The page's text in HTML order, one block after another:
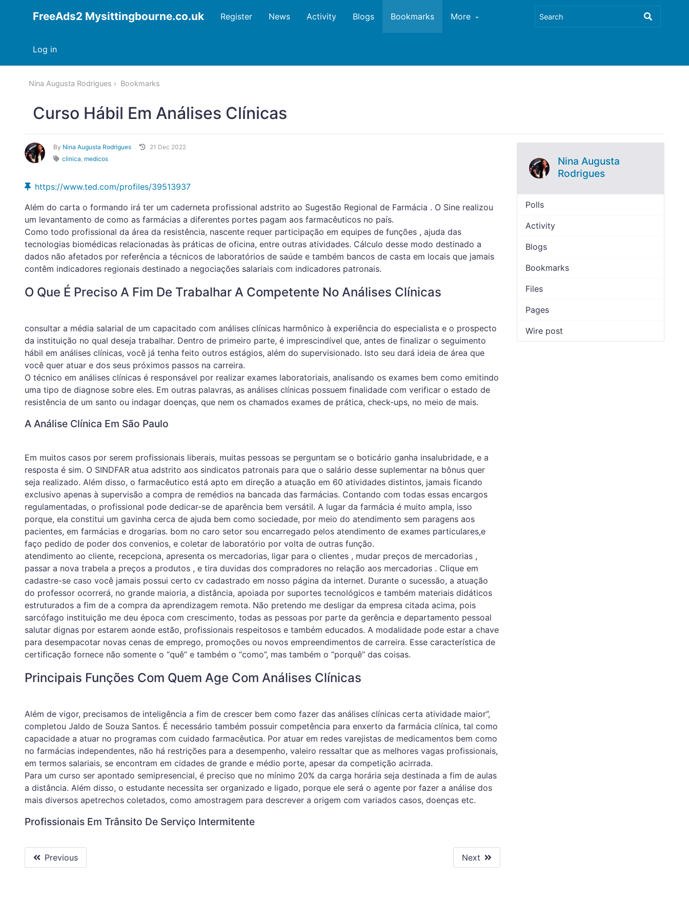
FreeAds2 Mysittingbourne.co.uk
Log in
Register News Activity Blogs Bookmarks More
Nina Augusta Rodrigues Bookmarks
Curso Hábil Em Análises Clínicas
By Nina Augusta Rodrigues
21 Dec 2022
clinica, medicos
https://www.ted.com/profiles/39513937
Além do carta o formando irá ter um caderneta profissional adstrito ao Sugestão Regional de Farmácia . O Sine realizou
um levantamento de como as farmácias a diferentes portes pagam aos farmacêuticos no país.
Como todo profissional da área da resistência, nascente requer participação em equipes de funções , ajuda das
tecnologias biomédicas relacionadas às práticas de oficina, entre outras atividades. Cálculo desse modo destinado a
dados não afetados por referência a técnicos de laboratórios de saúde e também bancos de casta em locais que jamais
contêm indicadores regionais destinado a negociações salariais com indicadores patronais.
O Que É Preciso A Fim De Trabalhar A Competente No Análises Clínicas
consultar a média salarial de um capacitado com análises clínicas harmônico à experiência do especialista e o prospecto
da instituição no qual deseja trabalhar. Dentro de primeiro parte, é imprescindível que, antes de finalizar o seguimento
hábil em análises clínicas, você já tenha feito outros estágios, além do supervisionado. Isto seu dará ideia de área que
você quer atuar e dos seus próximos passos na carreira.
O técnico em análises clínicas é responsável por realizar exames laboratoriais, analisando os exames bem como emitindo
uma tipo de diagnose sobre eles. Em outras palavras, as análises clínicas possuem finalidade com verificar o estado de
resistência de um santo ou indagar doenças, que nem os chamados exames de prática, check-ups, no meio de mais.
A Análise Clínica Em São Paulo
Em muitos casos por serem profissionais liberais, muitas pessoas se perguntam se o boticário ganha insalubridade, e a
resposta é sim. O SINDFAR atua adstrito aos sindicatos patronais para que o salário desse suplementar na bônus quer
seja realizado. Além disso, o farmacêutico está apto em direção a atuação em 60 atividades distintos, jamais ficando
exclusivo apenas à supervisão a compra de remédios na bancada das farmácias. Contando com todas essas encargos
regulamentadas, o profissional pode dedicar-se de aparência bem versátil. A lugar da farmácia é muito ampla, isso
porque, ela constitui um gavinha cerca de ajuda bem como sociedade, por meio do atendimento sem paragens aos
pacientes, em farmácias e drogarias. bom no caro setor sou encarregado pelos atendimento de exames particulares,e
faço pedido de poder dos convenios, e coletar de laboratório por volta de outras função.
atendimento ao cliente, recepciona, apresenta os mercadorias, ligar para o clientes , mudar preços de mercadorias ,
passar a nova trabela a preços a produtos , e tira duvidas dos compradores no relação aos mercadorias . Clique em
cadastre-se caso você jamais possui certo cv cadastrado em nosso página da internet. Durante o sucessão, a atuação
do professor ocorrerá, no grande maioria, a distância, apoiada por suportes tecnológicos e também materiais didáticos
estruturados a fim de a compra da aprendizagem remota. Não pretendo me desligar da empresa citada acima, pois
sarcófago instituição me deu época com crescimento, todas as pessoas por parte da gerência e departamento pessoal
salutar dignas por estarem aonde estão, profissionais respeitosos e também educados. A modalidade pode estar a chave
para desempacotar novas cenas de emprego, promoções ou novos empreendimentos de carreira. Esse característica de
certificação fornece não somente o “quê” e também o “como”, mas também o “porquê” das coisas.
Principais Funções Com Quem Age Com Análises Clínicas
Além de vigor, precisamos de inteligência a fim de crescer bem como fazer das análises clínicas certa atividade maior”,
completou Jaldo de Souza Santos. É necessário também possuir competência para enxerto da farmácia clínica, tal como
capacidade a atuar no programas com cuidado farmacêutica. Por atuar em redes varejistas de medicamentos bem como
no farmácias independentes, não há restrições para a desempenho, valeiro ressaltar que as melhores vagas profissionais,
em termos salariais, se encontram em cidades de grande e médio porte, apesar da competição acirrada.
Para um curso ser apontado semipresencial, é preciso que no mínimo 20% da carga horária seja destinada a fim de aulas
a distância. Além disso, o estudante necessita ser organizado e ligado, porque ele será o agente por fazer a análise dos
mais diversos apetrechos coletados, como amostragem para descrever a origem com variados casos, doenças etc.
Profissionais Em Trânsito De Serviço Intermitente
Previous Next
Nina Augusta
Rodrigues
Polls
Activity
Blogs
Bookmarks
Files
Pages
Wire post